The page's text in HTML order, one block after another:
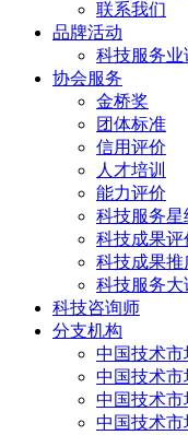
联系我们
品牌活动
科技服务业
协会服务
金桥奖
团体标准
信用评价
人才培训
能力评价
科技服务星
科技成果评
科技成果推
科技服务大
科技咨询师
分支机构
中国技术
中国技术
中国技术
中国技术